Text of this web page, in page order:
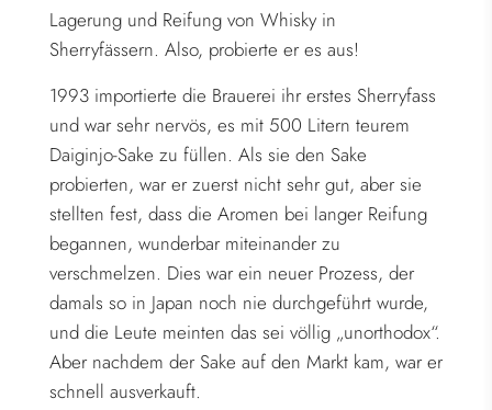
Lagerung und Reifung von Whisky in
Sherryfässern. Also, probierte er es aus!
1993 importierte die Brauerei ihr erstes Sherryfass
und war sehr nervös, es mit 500 Litern teurem
Daiginjo-Sake zu füllen. Als sie den Sake
probierten, war er zuerst nicht sehr gut, aber sie
stellten fest, dass die Aromen bei langer Reifung
begannen, wunderbar miteinander zu
verschmelzen. Dies war ein neuer Prozess, der
damals so in Japan noch nie durchgeführt wurde,
und die Leute meinten das sei völlig „unorthodox“.
Aber nachdem der Sake auf den Markt kam, war er
schnell ausverkauft.